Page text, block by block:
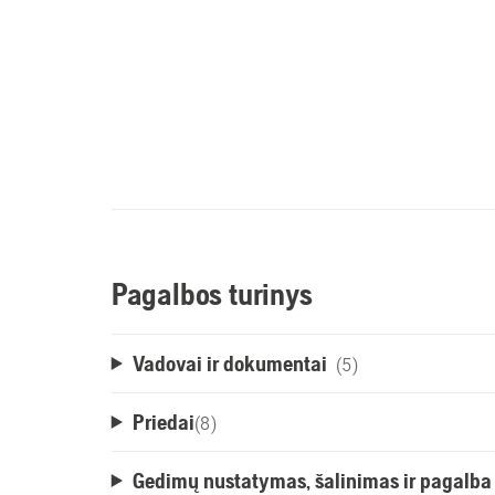
Pagalbos turinys
Vadovai ir dokumentai (5)
Priedai(8)
Gedimų nustatymas, šalinimas ir pagalba